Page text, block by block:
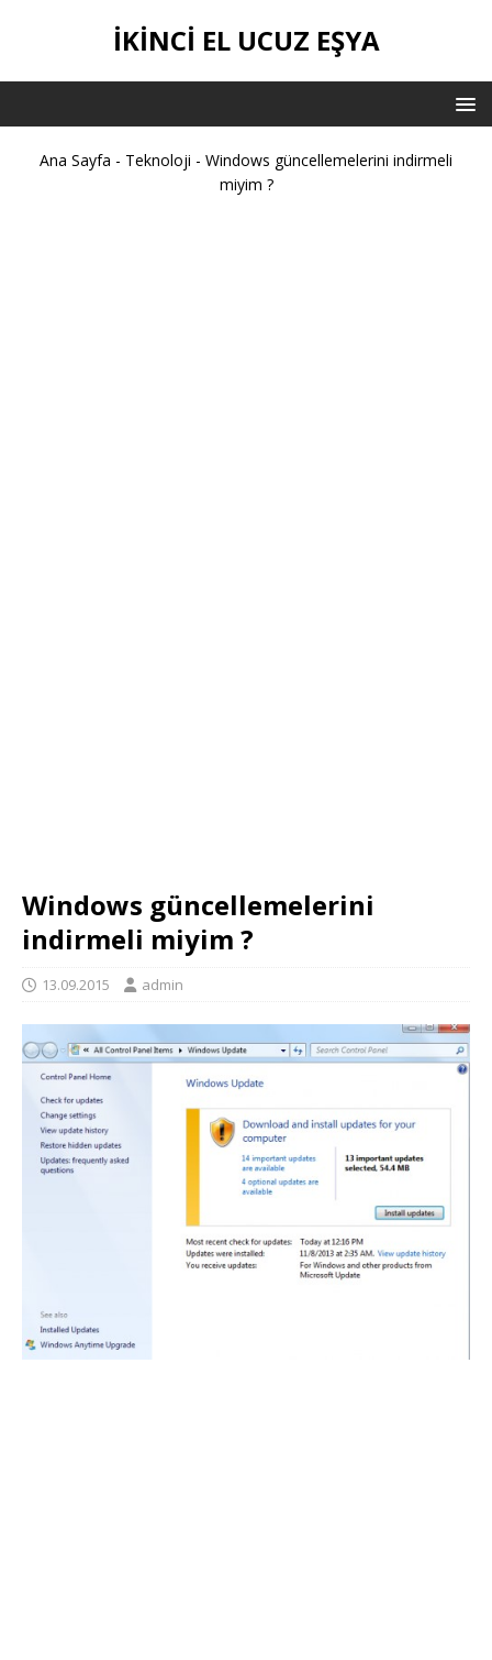
İKİNCİ EL UCUZ EŞYA
Ana Sayfa - Teknoloji - Windows güncellemelerini indirmeli
miyim ?
Windows güncellemelerini
indirmeli miyim ?
13.09.2015 admin